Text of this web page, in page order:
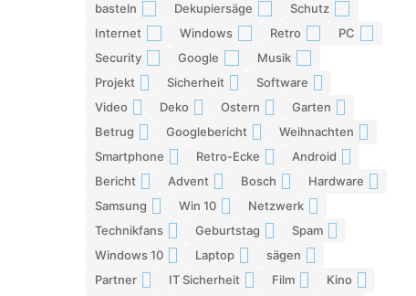
basteln Dekupiersäge Schutz
Internet Windows Retro PC
Security Google Musik
Projekt Sicherheit Software
Video Deko Ostern Garten
Betrug Googlebericht Weihnachten
Smartphone Retro-Ecke Android
Bericht Advent Bosch Hardware
Samsung Win 10 Netzwerk
Technikfans Geburtstag Spam
Windows 10 Laptop sägen
Partner IT Sicherheit Film Kino